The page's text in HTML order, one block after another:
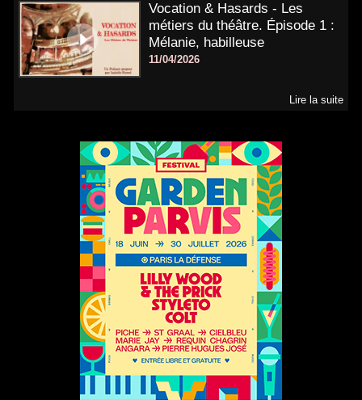
Vocation & Hasards - Les
métiers du théâtre. Épisode 1 :
Mélanie, habilleuse
11/04/2026
Lire la suite